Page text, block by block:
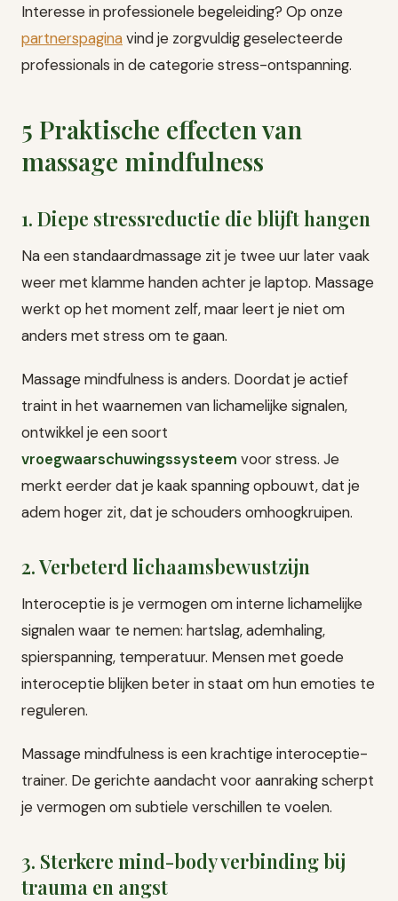
Interesse in professionele begeleiding? Op onze
partnerspaginavind je zorgvuldig geselecteerde
professionals in de categorie stress-ontspanning.
5 Praktische effecten van
massage mindfulness
1. Diepe stressreductie die blijft hangen
Na een standaardmassage zit je twee uur later vaak
weer met klamme handen achter je laptop. Massage
werkt op het moment zelf, maar leert je niet om
anders met stress om te gaan.
Massage mindfulness is anders. Doordat je actief
traint in het waarnemen van lichamelijke signalen,
ontwikkel je een soort
vroegwaarschuwingssysteem voor stress. Je
merkt eerder dat je kaak spanning opbouwt, dat je
adem hoger zit, dat je schouders omhoogkruipen.
2. Verbeterd lichaamsbewustzijn
Interoceptie is je vermogen om interne lichamelijke
signalen waar te nemen: hartslag, ademhaling,
spierspanning, temperatuur. Mensen met goede
interoceptie blijken beter in staat om hun emoties te
reguleren.
Massage mindfulness is een krachtige interoceptie-
trainer. De gerichte aandacht voor aanraking scherpt
je vermogen om subtiele verschillen te voelen.
3. Sterkere mind-body verbinding bij
trauma en angst